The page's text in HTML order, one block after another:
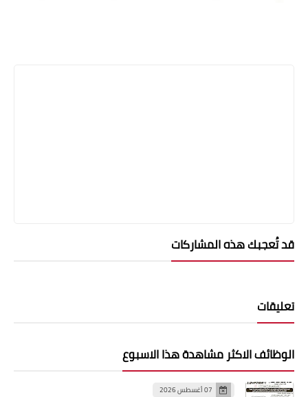
قد تُعجبك هذه المشاركات
تعليقات
الوظائف الاكثر مشاهدة هذا الاسبوع
07 أغسطس 2026